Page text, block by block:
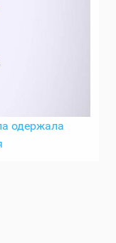
одержала